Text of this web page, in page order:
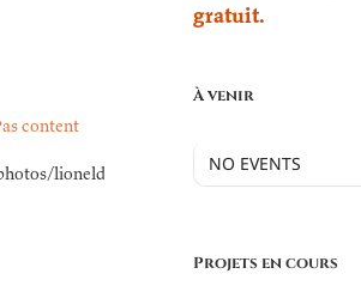
content
lioneldavoust/54082011221/in/dateposted
gratuit.
À venir
NO EVENTS
Projets en cours